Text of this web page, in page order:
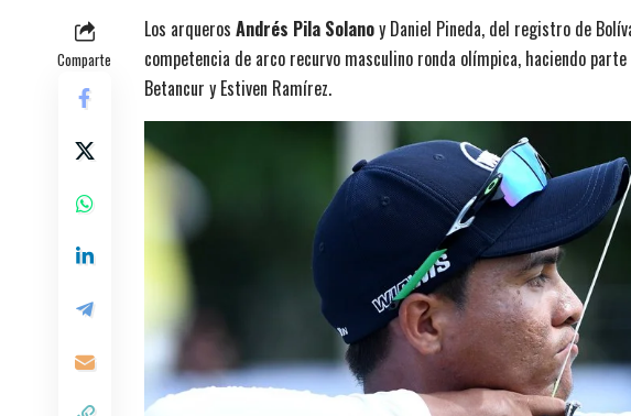
Comparte
Los arqueros Andrés Pila Solanoy Daniel Pineda, del registro de
competencia de arco recurvo masculino ronda olímpica, haciendo
Betancur y Estiven Ramírez.